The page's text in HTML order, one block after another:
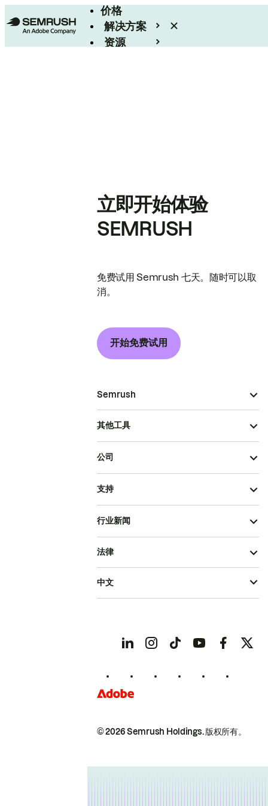
价格
解决方案
资源
立即开始体验
SEMRUSH
免费试用 Semrush 七天。随时可以取
消。
开始免费试用
Semrush
其他工具
公司
支持
行业新闻
© 2026 Semrush Holdings.版权所有。
法律
中文